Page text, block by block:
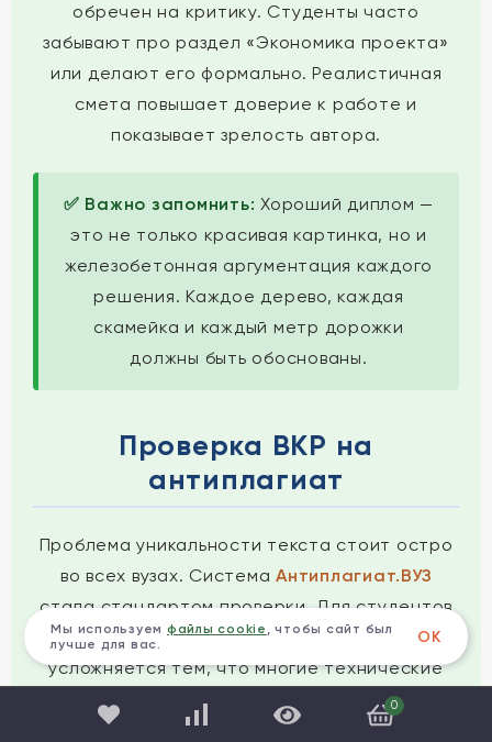
обречен на критику. Студенты часто
забывают про раздел «Экономика проекта»
или делают его формально. Реалистичная
смета повышает доверие к работе и
показывает зрелость автора.
✅ Важно запомнить: Хороший диплом —
это не только красивая картинка, но и
железобетонная аргументация каждого
решения. Каждое дерево, каждая
скамейка и каждый метр дорожки
должны быть обоснованы.
Проверка ВКР на
антиплагиат
Проблема уникальности текста стоит остро
во всех вузах. Система Антиплагиат.ВУЗ
стала стандартом проверки. Для студентов
творческих специальностей задача
усложняется тем, что многие технические
описания, нормативные выдержки и
определения терминов являются
0
Мы используем файлы cookie , чтобы сайт был
лучше для вас.
ОК